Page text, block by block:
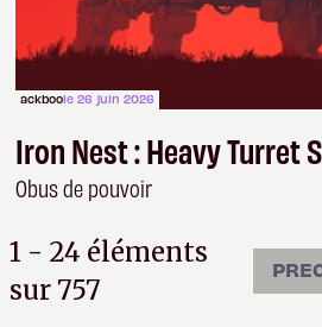
ackboole 26 juin 2026
Iron Nest : Heavy Turret
Obus de pouvoir
1 - 24 éléments
sur 757